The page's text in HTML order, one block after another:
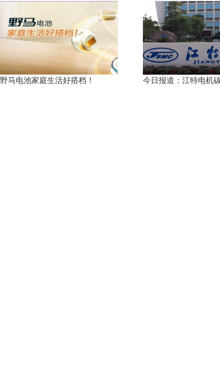
野马电池家庭生活好搭档！ 今日报道：江特电机